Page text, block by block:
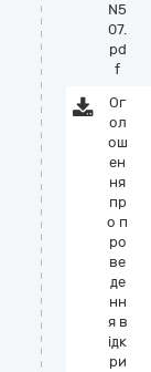
N5
07.
pd
f
Ог
ол
ош
ен
ня
пр
о п
ро
ве
де
нн
я в
ідк
ри